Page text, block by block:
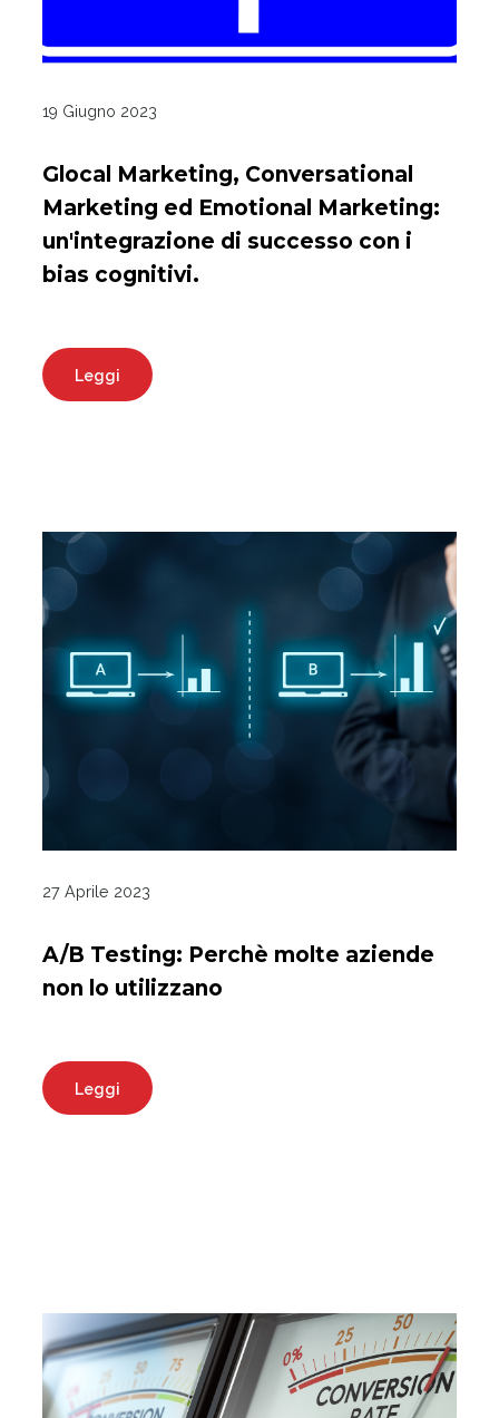
19 Giugno 2023
Glocal Marketing, Conversational
Marketing ed Emotional Marketing:
un'integrazione di successo con i
bias cognitivi.
Leggi
27 Aprile 2023
A/B Testing: Perchè molte aziende
non lo utilizzano
Leggi